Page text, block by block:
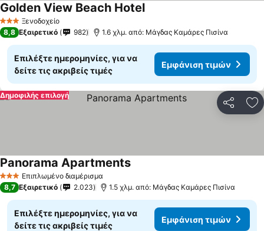
3 ΑστέριαΞενοδοχείο
Golden View Beach HotelΕμφάνιση τιμών
8,8 Εξαιρετικό 982 1.6 χλμ. από: Μάγδας Καμάρες Πισίνα
Επιλέξτε ημερομηνίες, για να
δείτε τις ακριβείς τιμές
Εμφάνιση τιμών
Δημοφιλής επιλογή
3 ΑστέριαΕπιπλωμένο διαμέρισμα
Panorama ApartmentsΕμφάνιση τιμών
8,7 Εξαιρετικό 2.023 1.5 χλμ. από: Μάγδας Καμάρες Πισίνα
Επιλέξτε ημερομηνίες, για να
δείτε τις ακριβείς τιμές
Εμφάνιση τιμών